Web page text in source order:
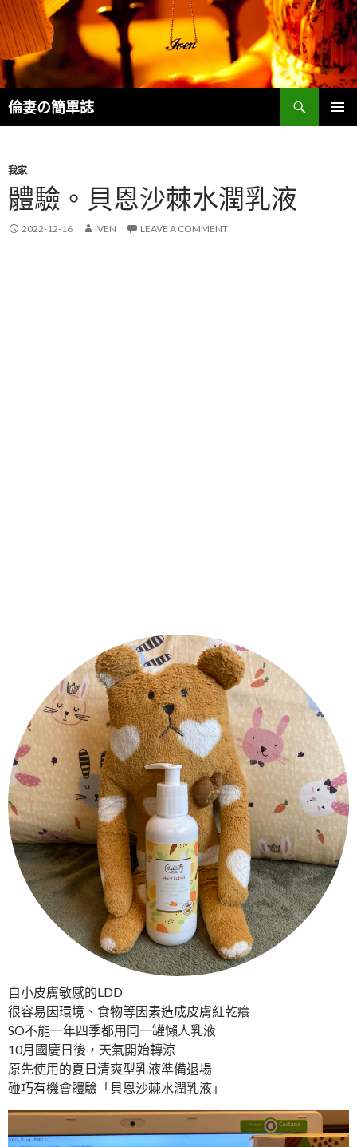
倫妻の簡單誌
Search
我家
體驗。貝恩沙棘水潤乳液
2022-12-16 IVEN LEAVE A COMMENT
自小皮膚敏感的LDD
很容易因環境、食物等因素造成皮膚紅乾癢
SO不能一年四季都用同一罐懶人乳液
10月國慶日後，天氣開始轉涼
原先使用的夏日清爽型乳液準備退場
碰巧有機會體驗「貝恩沙棘水潤乳液」